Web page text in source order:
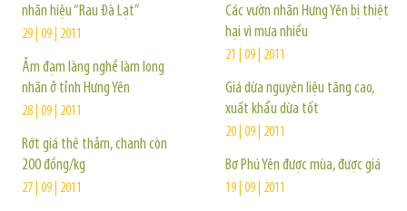
nhãn hiệu “Rau Đà Lạt”
29 | 09 | 2011
Ảm đạm làng nghề làm long
nhãn ở tỉnh Hưng Yên
28 | 09 | 2011
Rớt giá thê thảm, chanh còn
200 đồng/kg
27 | 09 | 2011
Các vườn nhãn Hưng Yên bị thiệt
hại vì mưa nhiều
21 | 09 | 2011
Giá dừa nguyên liệu tăng cao,
xuất khẩu dừa tốt
20 | 09 | 2011
Bơ Phú Yên được mùa, được giá
19 | 09 | 2011